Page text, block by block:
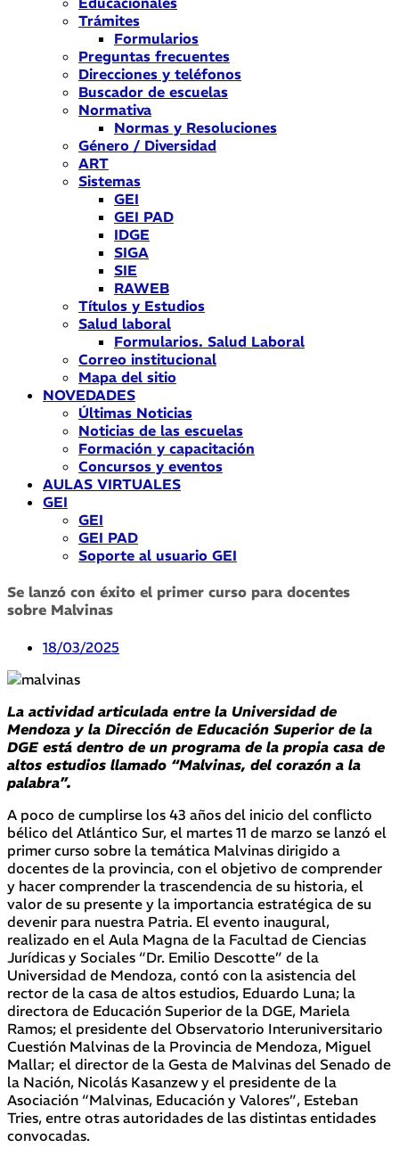
Trámites
Formularios
Preguntas frecuentes
Direcciones y teléfonos
Buscador de escuelas
Normativa
Normas y Resoluciones
Género / Diversidad
ART
Sistemas
GEI
GEI PAD
IDGE
SIGA
SIE
RAWEB
Títulos y Estudios
Salud laboral
Formularios. Salud Laboral
Correo institucional
Mapa del sitio
NOVEDADES
Últimas Noticias
Noticias de las escuelas
Formación y capacitación
Concursos y eventos
AULAS VIRTUALES
GEI
GEI
GEI PAD
Soporte al usuario GEI
Se lanzó con éxito el primer curso para docentes
sobre Malvinas
18/03/2025
La actividad articulada entre la Universidad de
Mendoza y la Dirección de Educación Superior de la
DGE está dentro de un programa de la propia casa de
altos estudios llamado “Malvinas, del corazón a la
palabra”.
A poco de cumplirse los 43 años del inicio del conflicto
bélico del Atlántico Sur, el martes 11 de marzo se lanzó el
primer curso sobre la temática Malvinas dirigido a
docentes de la provincia, con el objetivo de comprender
y hacer comprender la trascendencia de su historia, el
valor de su presente y la importancia estratégica de su
devenir para nuestra Patria. El evento inaugural,
realizado en el Aula Magna de la Facultad de Ciencias
Jurídicas y Sociales “Dr. Emilio Descotte” de la
Universidad de Mendoza, contó con la asistencia del
rector de la casa de altos estudios, Eduardo Luna; la
directora de Educación Superior de la DGE, Mariela
Ramos; el presidente del Observatorio Interuniversitario
Cuestión Malvinas de la Provincia de Mendoza, Miguel
Mallar; el director de la Gesta de Malvinas del Senado de
la Nación, Nicolás Kasanzew y el presidente de la
Asociación “Malvinas, Educación y Valores”, Esteban
Tries, entre otras autoridades de las distintas entidades
convocadas.